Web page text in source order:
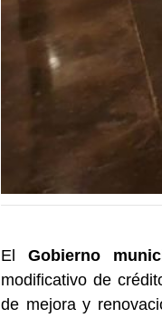
El Gobierno
modificativo de
de mejora y